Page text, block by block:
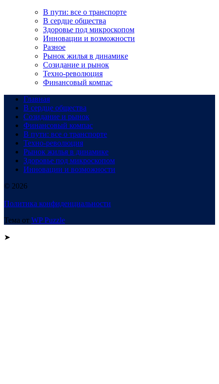
В пути: все о транспорте
В сердце общества
Здоровье под микроскопом
Инновации и возможности
Разное
Рынок жилья в динамике
Созидание и рынок
Техно-революция
Финансовый компас
Главная
В сердце общества
Созидание и рынок
Финансовый компас
В пути: все о транспорте
Техно-революция
Рынок жилья в динамике
Здоровье под микроскопом
Инновации и возможности
© 2026
Политика конфиденциальности
Тема от WP Puzzle
➤